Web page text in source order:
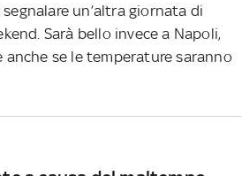
un’altra giornata di
Sarà bello invece a Napoli,
se le temperature saranno